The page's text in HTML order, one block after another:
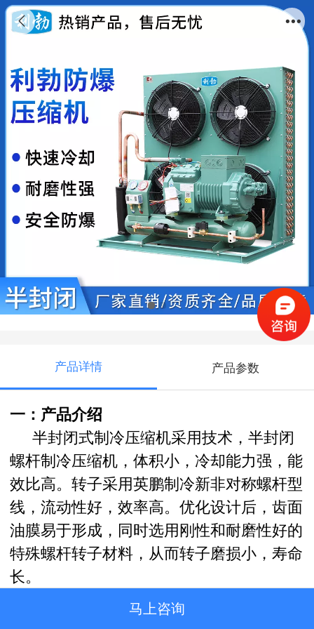
利勃防爆半封闭-压缩机冷库制冷机组根据需
求定制
产品详情 产品参数
一：产品介绍
半封闭式制冷压缩机采用技术，半封闭
螺杆制冷压缩机，体积小，冷却能力强，能
效比高。转子采用英鹏制冷新非对称螺杆型
线，流动性好，效率高。优化设计后，齿面
油膜易于形成，同时选用刚性和耐磨性好的
特殊螺杆转子材料，从而转子磨损小，寿命
长。
马上咨询